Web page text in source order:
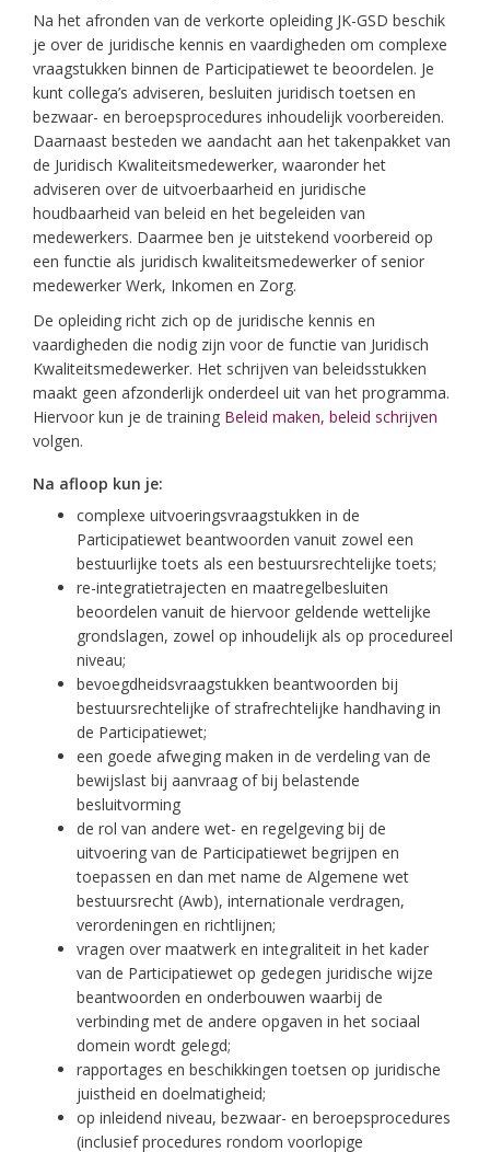
Na het afronden van de verkorte opleiding JK-GSD beschik
je over de juridische kennis en vaardigheden om complexe
vraagstukken binnen de Participatiewet te beoordelen. Je
kunt collega’s adviseren, besluiten juridisch toetsen en
bezwaar- en beroepsprocedures inhoudelijk voorbereiden.
Daarnaast besteden we aandacht aan het takenpakket van
de Juridisch Kwaliteitsmedewerker, waaronder het
adviseren over de uitvoerbaarheid en juridische
houdbaarheid van beleid en het begeleiden van
medewerkers. Daarmee ben je uitstekend voorbereid op
een functie als juridisch kwaliteitsmedewerker of senior
medewerker Werk, Inkomen en Zorg.
De opleiding richt zich op de juridische kennis en
vaardigheden die nodig zijn voor de functie van Juridisch
Kwaliteitsmedewerker. Het schrijven van beleidsstukken
maakt geen afzonderlijk onderdeel uit van het programma.
Hiervoor kun je de training Beleid maken, beleid schrijven
volgen.
Na afloop kun je:
complexe uitvoeringsvraagstukken in de
Participatiewet beantwoorden vanuit zowel een
bestuurlijke toets als een bestuursrechtelijke toets;
re-integratietrajecten en maatregelbesluiten
beoordelen vanuit de hiervoor geldende wettelijke
grondslagen, zowel op inhoudelijk als op procedureel
niveau;
bevoegdheidsvraagstukken beantwoorden bij
bestuursrechtelijke of strafrechtelijke handhaving in
de Participatiewet;
een goede afweging maken in de verdeling van de
bewijslast bij aanvraag of bij belastende
besluitvorming
de rol van andere wet- en regelgeving bij de
uitvoering van de Participatiewet begrijpen en
toepassen en dan met name de Algemene wet
bestuursrecht (Awb), internationale verdragen,
verordeningen en richtlijnen;
vragen over maatwerk en integraliteit in het kader
van de Participatiewet op gedegen juridische wijze
beantwoorden en onderbouwen waarbij de
verbinding met de andere opgaven in het sociaal
domein wordt gelegd;
rapportages en beschikkingen toetsen op juridische
juistheid en doelmatigheid;
op inleidend niveau, bezwaar- en beroepsprocedures
(inclusief procedures rondom voorlopige